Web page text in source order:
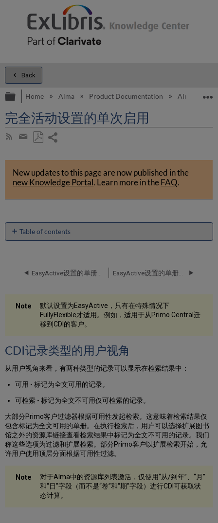
Back
Expand/collapse global hierarchy
Home Alma Product Documentation Alma Online
完全活动设置的单次启用
Subscribe
RSS
Share
by
email
as
PDF
New updates to this page are now published in the
new Knowledge Portal. Learn more in theFAQ.
Table of contents
类
户
的
单
次
用
使
用
Alma
控
制
CDI
中
可
默认设置为EasyActive，只有在特殊情况下
FullyFlexible才适用。例如，适用于从Primo Central迁
移到CDI的客户。
CDI记录类型的用户视角
从用户视角来看，有两种类型的记录可以显示在检索结果中：
可用 - 标记为全文可用的记录。
可检索 - 标记为全文不可用仅可检索的记录。
大部分Primo客户过滤器根据可用性发起检索。这意味着检索结果仅
包含标记为全文可用的单册。在执行检索后，用户可以选择扩展图书
馆之外的资源库链接查看检索结果中标记为全文不可用的记录。我们
称这些选项为过滤和扩展检索。部分Primo客户以扩展检索开始，允
许用户使用顶层分面根据可用性过滤。
对于Alma中的资源库列表激活，仅使用“从/到年”、“月”
和“日”字段（而不是“卷”和“期”字段）进行CDI可获取状
态计算。